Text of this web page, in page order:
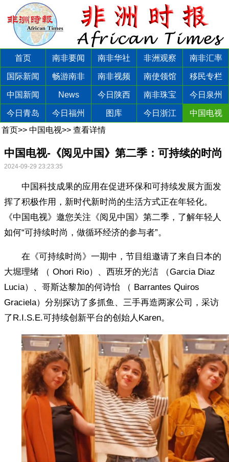
首页 南非要闻 南非华社 非洲观察 南非汇率
国际新闻 畅游南非 南非视频 南使领馆 移民专栏
中国新闻 News 今日陕西 南非珠宝 今日泉州
今日青岛 今日福州 图库 今日浙江
中国电视
首页>> 中国电视>> 查看详情
中国电视-《阅见中国》第二季：可持续的时尚
2024-09-29 23:23:35
中国科技成果的应用在促进环保和可持续发展方面发
挥了积极作用，新时代新时尚的生活方式正在年轻化。
《中国电视》邀您关注《阅见中国》第二季，了解年轻人
如何“可持续时尚，做循环经济的参与者”。
在《可持续时尚》一期中，节目组邀请了来自日本的
大堀理绪 （ Ohori Rio）、西班牙的光洁 （Garcia Diaz
Lucia）、哥斯达黎加的何诗怡 （ Barrantes Quiros
Graciela）分别探访了多抓鱼、三手再造两家公司，采访
了R.I.S.E.可持续创新平台的创始人Karen。